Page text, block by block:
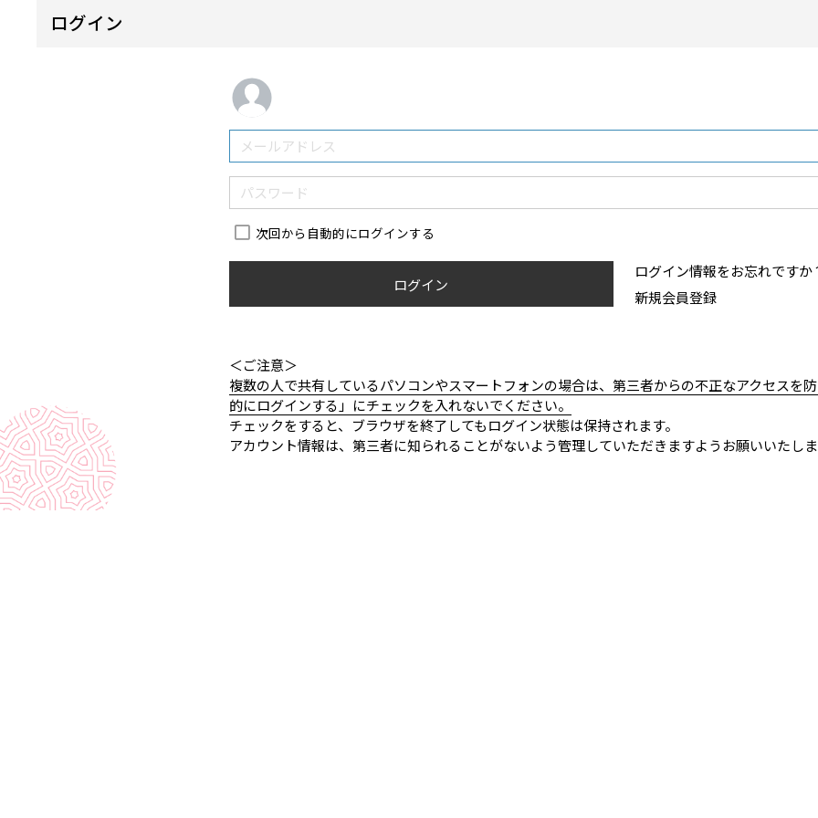
ログイン
次回から自動的にログインする
ログイン
ログイン情報をお忘れですか
新規会員登録
＜ご注意＞
複数の人で共有しているパソコンやスマートフォンの場合は、第三者からの不正なアクセスを
的にログインする」にチェックを入れないでください。
チェックをすると、ブラウザを終了してもログイン状態は保持されます。
アカウント情報は、第三者に知られることがないよう管理していただきますようお願いいたし